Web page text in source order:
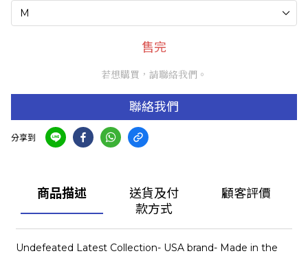
售完
若想購買，請聯絡我們。
聯絡我們
分享到
商品描述
送貨及付
款方式
顧客評價
Undefeated Latest Collection- USA brand- Made in the